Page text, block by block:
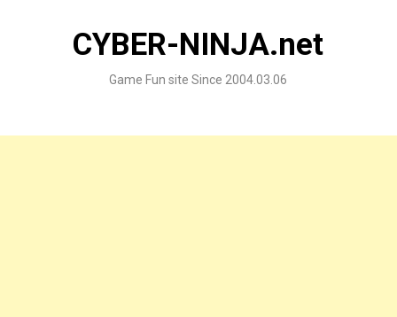
CYBER-NINJA.net
Game Fun site Since 2004.03.06